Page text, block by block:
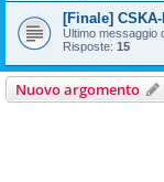
[Finale] CSKA-
Ultimo messaggio
Risposte: 15
Nuovo argomento